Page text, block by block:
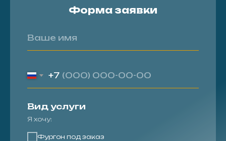
Форма заявки
+7
Вид услуги
Я хочу:
Фургон под заказ